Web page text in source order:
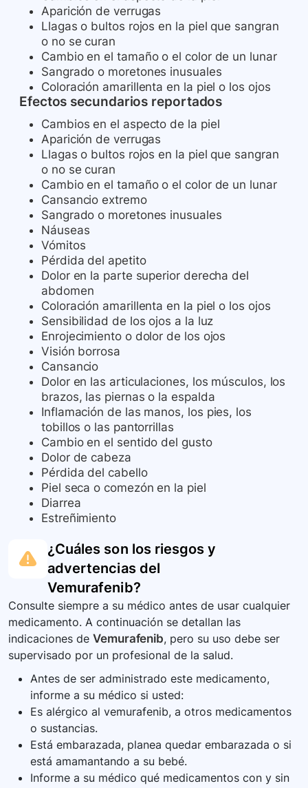
Aparición de verrugas
Llagas o bultos rojos en la piel que sangran
o no se curan
Cambio en el tamaño o el color de un lunar
Sangrado o moretones inusuales
Coloración amarillenta en la piel o los ojos
Efectos secundarios reportados
Cambios en el aspecto de la piel
Aparición de verrugas
Llagas o bultos rojos en la piel que sangran
o no se curan
Cambio en el tamaño o el color de un lunar
Cansancio extremo
Sangrado o moretones inusuales
Náuseas
Vómitos
Pérdida del apetito
Dolor en la parte superior derecha del
abdomen
Coloración amarillenta en la piel o los ojos
Sensibilidad de los ojos a la luz
Enrojecimiento o dolor de los ojos
Visión borrosa
Cansancio
Dolor en las articulaciones, los músculos, los
brazos, las piernas o la espalda
Inflamación de las manos, los pies, los
tobillos o las pantorrillas
Cambio en el sentido del gusto
Dolor de cabeza
Pérdida del cabello
Piel seca o comezón en la piel
Diarrea
Estreñimiento
¿Cuáles son los riesgos y
advertencias del
Vemurafenib?
Consulte siempre a su médico antes de usar cualquier
medicamento. A continuación se detallan las
indicaciones de Vemurafenib, pero su uso debe ser
supervisado por un profesional de la salud.
Antes de ser administrado este medicamento,
informe a su médico si usted:
Es alérgico al vemurafenib, a otros medicamentos
o sustancias.
Está embarazada, planea quedar embarazada o si
está amamantando a su bebé.
Informe a su médico qué medicamentos con y sin